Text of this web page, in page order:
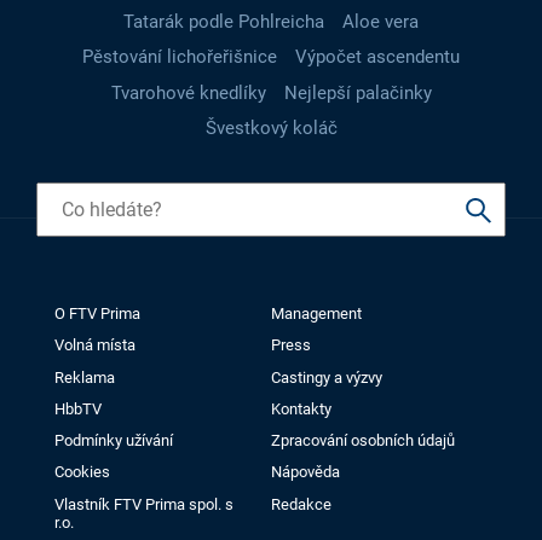
Tatarák podle Pohlreicha
Aloe vera
Pěstování lichořeřišnice
Výpočet ascendentu
Tvarohové knedlíky
Nejlepší palačinky
Švestkový koláč
O FTV Prima
Management
Volná místa
Press
Reklama
Castingy a výzvy
HbbTV
Kontakty
Podmínky užívání
Zpracování osobních údajů
Cookies
Nápověda
Vlastník FTV Prima spol. s
r.o.
Redakce